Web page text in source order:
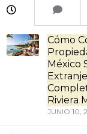
Cómo
México
Riviera
JUNIO 10,